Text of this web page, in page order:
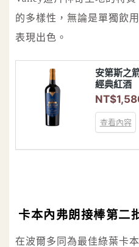
的多樣性，無論是單獨飲
表現出色。
卡本內弗朗接棒第二
在波爾多同為最佳綠葉卡